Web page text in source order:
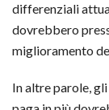
differenziali
dovrebbero
miglioramento
In altre parole,